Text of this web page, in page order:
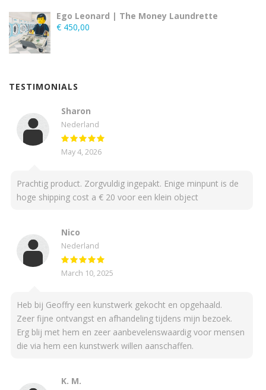
Ego Leonard | The Money Laundrette
€ 450,00
TESTIMONIALS
Sharon
Nederland
May 4, 2026
Prachtig product. Zorgvuldig ingepakt. Enige minpunt is de
hoge shipping cost a € 20 voor een klein object
Nico
Nederland
March 10, 2025
Heb bij Geoffry een kunstwerk gekocht en opgehaald.
Zeer fijne ontvangst en afhandeling tijdens mijn bezoek.
Erg blij met hem en zeer aanbevelenswaardig voor mensen
die via hem een kunstwerk willen aanschaffen.
K. M.